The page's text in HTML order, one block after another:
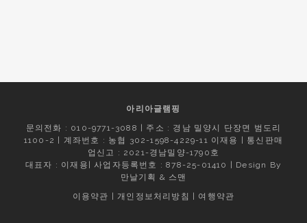
아리아글램핑
문의전화 : 010-9771-3088 | 주소 : 경남 밀양시 단장면 범도리
1100-2 | 계좌번호 : 농협 302-1598-4229-11 이재용 | 통신판매
업신고 : 2021-경남밀양-1790호
대표자 : 이재용| 사업자등록번호 : 878-25-01410 | Design By
만날기획
& 스맨
이용약관
|개인정보처리방침 여행약관